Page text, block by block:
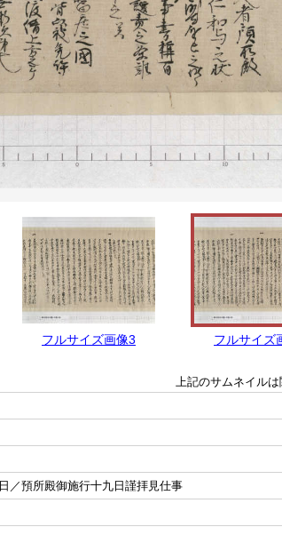
フルサイズ画像3 フルサイズ
上記のサムネイル
／預所殿御施行十九日謹拝見仕事